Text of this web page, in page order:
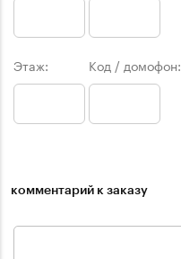
Этаж: Код / домофон:
комментарий к заказу